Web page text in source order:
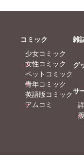
コミック
少女コミック
女性コミック
ペットコミック
青年コミック
英語版コミック
アムコミ
雑
グ
サ